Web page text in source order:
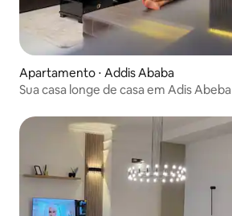
Apartamento ⋅ Addis Ababa
Sua casa longe de casa em Adis Abeba